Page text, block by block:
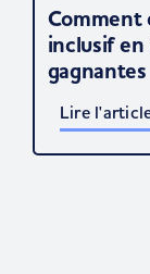
inclusif
gagnantes
Lire